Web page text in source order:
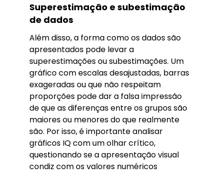
Superestimação e subestimação
de dados
Além disso, a forma como os dados são
apresentados pode levar a
superestimações ou subestimações. Um
gráfico com escalas desajustadas, barras
exageradas ou que não respeitam
proporções pode dar a falsa impressão
de que as diferenças entre os grupos são
maiores ou menores do que realmente
são. Por isso, é importante analisar
gráficos IQ com um olhar crítico,
questionando se a apresentação visual
condiz com os valores numéricos